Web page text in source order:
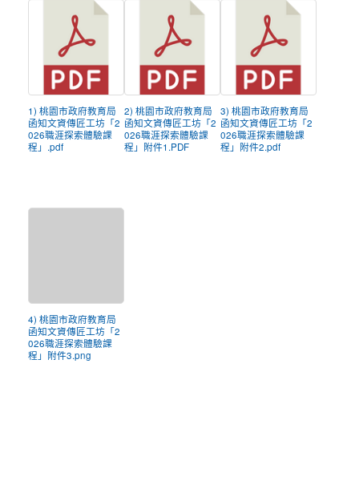
1) 桃園市政府教育局
函知文資傳匠工坊「2
026職涯探索體驗課
程」.pdf
2) 桃園市政府教育局
函知文資傳匠工坊「2
026職涯探索體驗課
程」附件1.PDF
3) 桃園市政府教育局
函知文資傳匠工坊「2
026職涯探索體驗課
程」附件2.pdf
4) 桃園市政府教育局
函知文資傳匠工坊「2
026職涯探索體驗課
程」附件3.png